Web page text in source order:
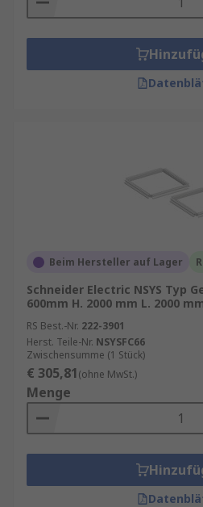
Beim Hersteller auf Lager
Schneider Electric NSYS Typ
600mm H. 2000 mm L. 2000
RS Best.-Nr. 222-3901
Herst. Teile-Nr. NSYSFC66
Zwischensumme (1 Stück)
€ 305,81(ohne MwSt.)
Menge